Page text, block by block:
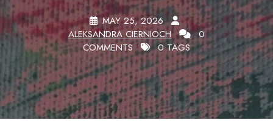
MAY 25, 2026
ALEKSANDRA CIERNIOCH
0
COMMENTS
0 TAGS